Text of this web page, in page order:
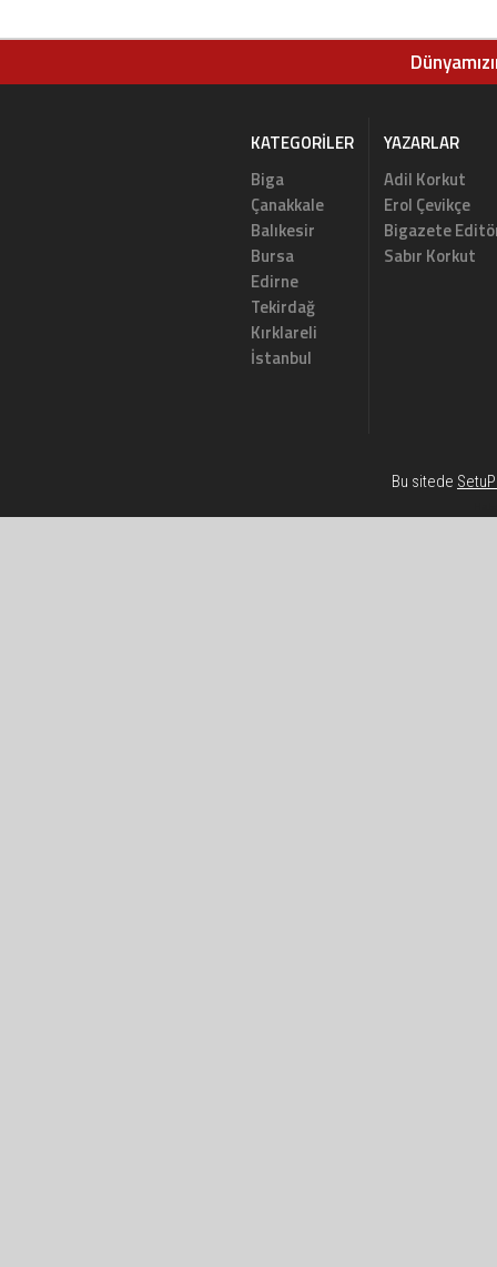
KATEGORILER
Biga
Çanakkale
Balıkesir
Bursa
Edirne
Tekirdağ
Kırklareli
İstanbul
YAZARLAR
Adil Korkut
Erol Çevikçe
Bigazete
Sabır Korkut
Bu sitede SetuP